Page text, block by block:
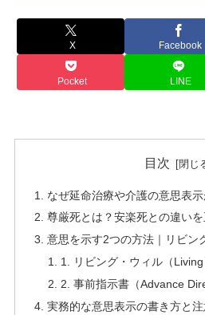
X Facebook
Pocket LINE
目次
なぜ延命治療や介護の意思表
尊厳死とは？安楽死との違い
意思を示す2つの方法｜リビン
1. リビング・ウィル（Living
2. 事前指示書（Advance
実務的な意思表示の書き方と